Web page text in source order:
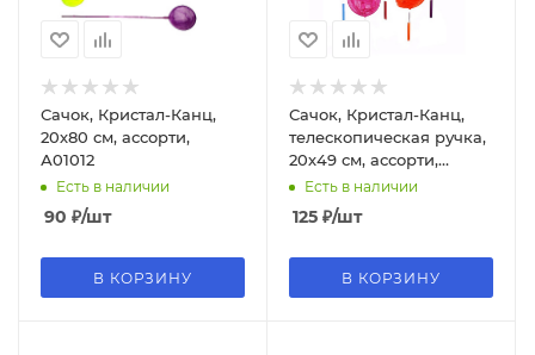
Сачок, Кристал-Канц,
20х80 см, ассорти,
А01012
Есть в наличии
90 ₽/шт
В КОРЗИНУ
Сачок, Кристал-Канц,
телескопическая ручка,
20х49 см, ассорти,
В36229
Есть в наличии
125 ₽/шт
В КОРЗИНУ